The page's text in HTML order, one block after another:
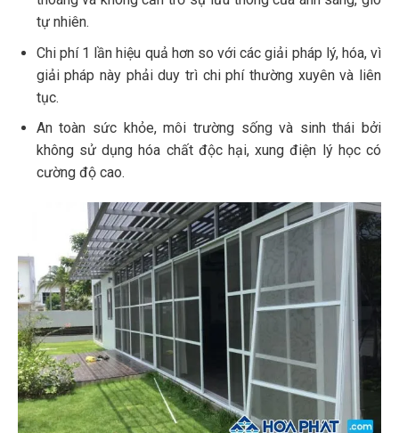
tự nhiên.
Chi phí 1 lần hiệu quả hơn so với các giải pháp lý, hóa, vì
giải pháp này phải duy trì chi phí thường xuyên và liên
tục.
An toàn sức khỏe, môi trường sống và sinh thái bởi
không sử dụng hóa chất độc hại, xung điện lý học có
cường độ cao.